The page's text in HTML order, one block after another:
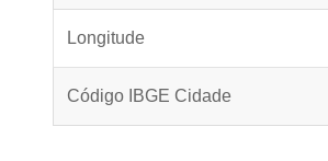
Longitude
Código IBGE Cidade